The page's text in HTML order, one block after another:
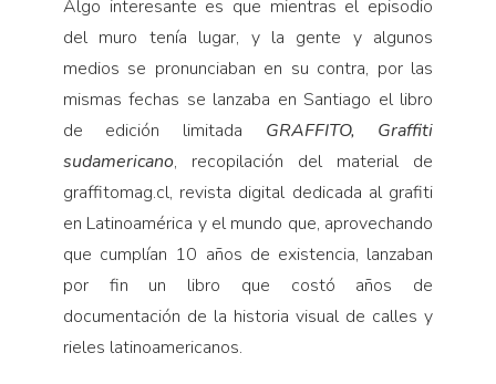
Algo interesante es que mientras el episodio
del muro tenía lugar, y la gente y algunos
medios se pronunciaban en su contra, por las
mismas fechas se lanzaba en Santiago el libro
de edición limitada GRAFFITO, Graffiti
sudamericano, recopilación del material de
graffitomag.cl, revista digital dedicada al grafiti
en Latinoamérica y el mundo que, aprovechando
que cumplían 10 años de existencia, lanzaban
por fin un libro que costó años de
documentación de la historia visual de calles y
rieles latinoamericanos.